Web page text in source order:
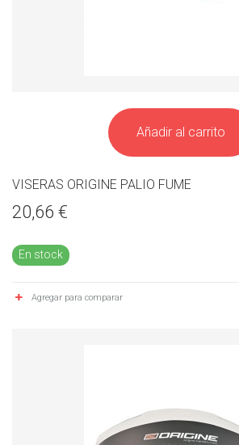
Añadir al carrito
VISERAS ORIGINE PALIO FUME
20,66 €
En stock
Agregar para comparar